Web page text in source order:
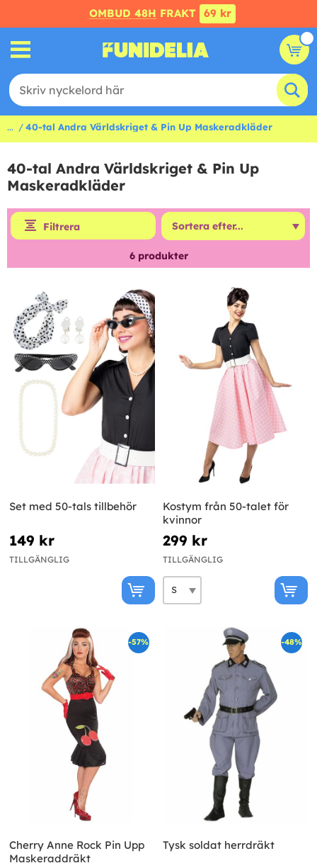
OMBUD 48H FRAKT 69 kr
... 40-tal Andra Världskriget & Pin Up Maskeradkläder
40-tal Andra Världskriget & Pin Up
Maskeradkläder
Filtrera
6produkter
Set med 50-tals tillbehör
149 kr
TILLGÄNGLIG
Kostym från 50-talet för
kvinnor
299 kr
TILLGÄNGLIG
-57%
Cherry Anne Rock Pin Upp
Maskeraddräkt
-48%
Tysk soldat herrdräkt